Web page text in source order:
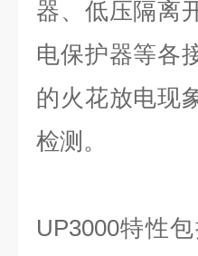
器、低压隔离
电保护器等各
的火花放电现
检测。
UP3000特性